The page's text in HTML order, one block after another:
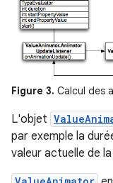
Figure 3. Calcul des
L'objet
par exemple la
valeur actuelle de